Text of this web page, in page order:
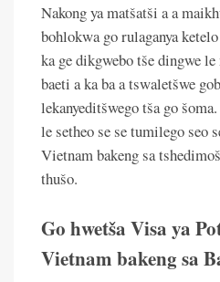
Nakong ya matšatši a a
bohlokwa go rulaganya
ka ge dikgwebo tše dingwe
baeti a ka ba a tswaletšwe
lekanyeditšwego tša go
le setheo se se tumilego seo
Vietnam bakeng sa
thušo.
Go hwetša Visa ya
Vietnam bakeng sa